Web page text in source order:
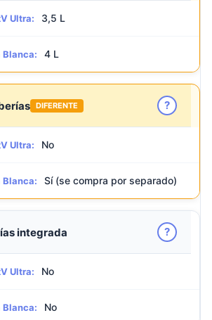
Ultra: 3,5 L
Blanca: 4 L
DIFERENTE ?
Ultra: No
Blanca: Sí (se compra por separado)
integrada ?
Ultra: No
Blanca: No